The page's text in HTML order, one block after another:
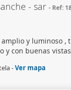
- sar Ref:
y luminoso
y con buenas
-Ver mapa